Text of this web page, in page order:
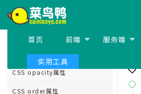
首页 前端 服务端
实用工具
CSS mix-blend-mode属性
CSS object-fit属性
CSS object-position属性
CSS opacity属性
CSS order属性
